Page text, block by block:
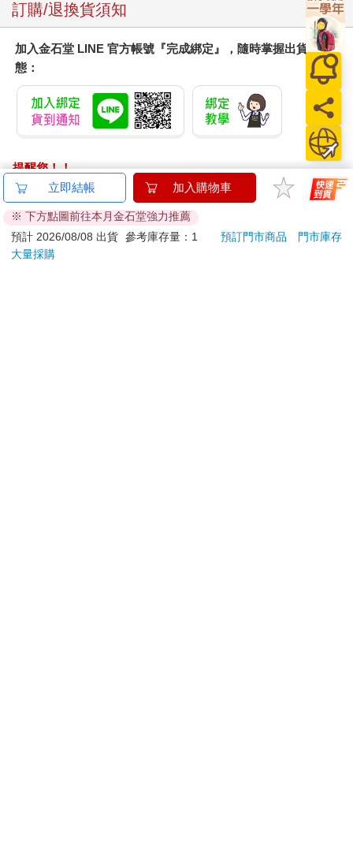
訂購/退換貨須知
加入金石堂 LINE 官方帳號『完成綁定』，隨時掌握出貨動
態：
提醒您！！
金石堂及銀行均不會請您操作ATM! 如接獲電話要求您前往
ATM提款機，請不要聽從指示，以免受騙上當！
退換貨須知：
**提醒您，鑑賞期不等於試用期，退回商品須為全新狀態**
立即結帳 加入購物車
※ 下方點圖前往本月金石堂強力推薦
預計 2026/08/08 出貨 參考庫存量：1 預訂門市商品
門市庫存
大量採購